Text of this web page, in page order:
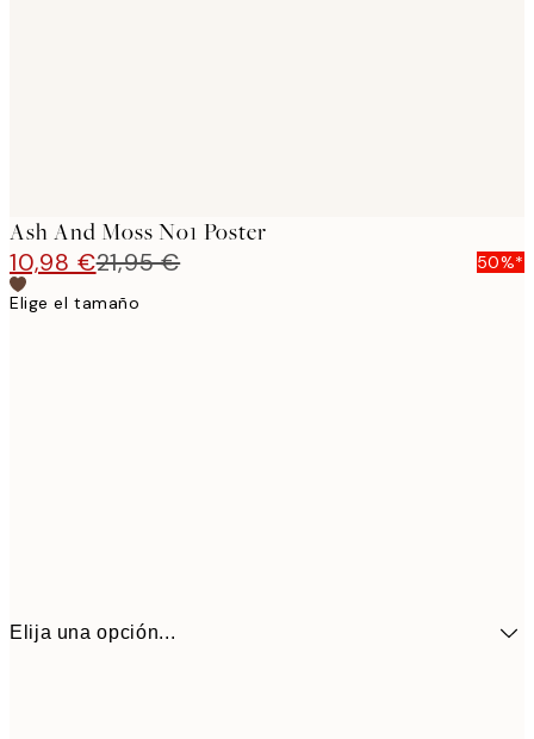
Ash And Moss No1 Poster
10,98 €21,95 €
50%*
Elige el tamaño
Elija una opción...